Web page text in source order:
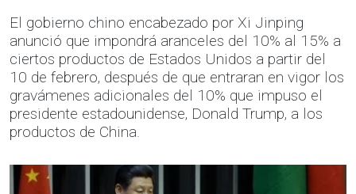
El gobierno chino encabezado por Xi Jinping
anunció que impondrá aranceles del 10% al 15% a
ciertos productos de Estados Unidos a partir del
10 de febrero, después de que entraran en vigor los
gravámenes adicionales del 10% que impuso el
presidente estadounidense, Donald Trump, a los
productos de China.